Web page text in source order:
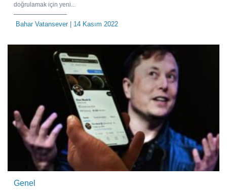
doğrulamak için yeni...
Bahar Vatansever| 14 Kasım 2022
Genel